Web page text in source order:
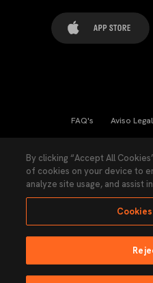
FAQ's Aviso Legal
Ley Transparencia
Ninguna parte de esta página puede
By clicking “Accept All
of cookies on your device to
analyze site usage, and assist